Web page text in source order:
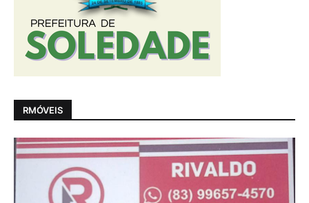
RMÓVEIS